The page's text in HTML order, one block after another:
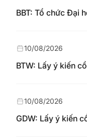
BBT: Tổ chức Đại
BTW: Lấy ý kiến
10/08/2026
GDW: Lấy ý kiến
10/08/2026